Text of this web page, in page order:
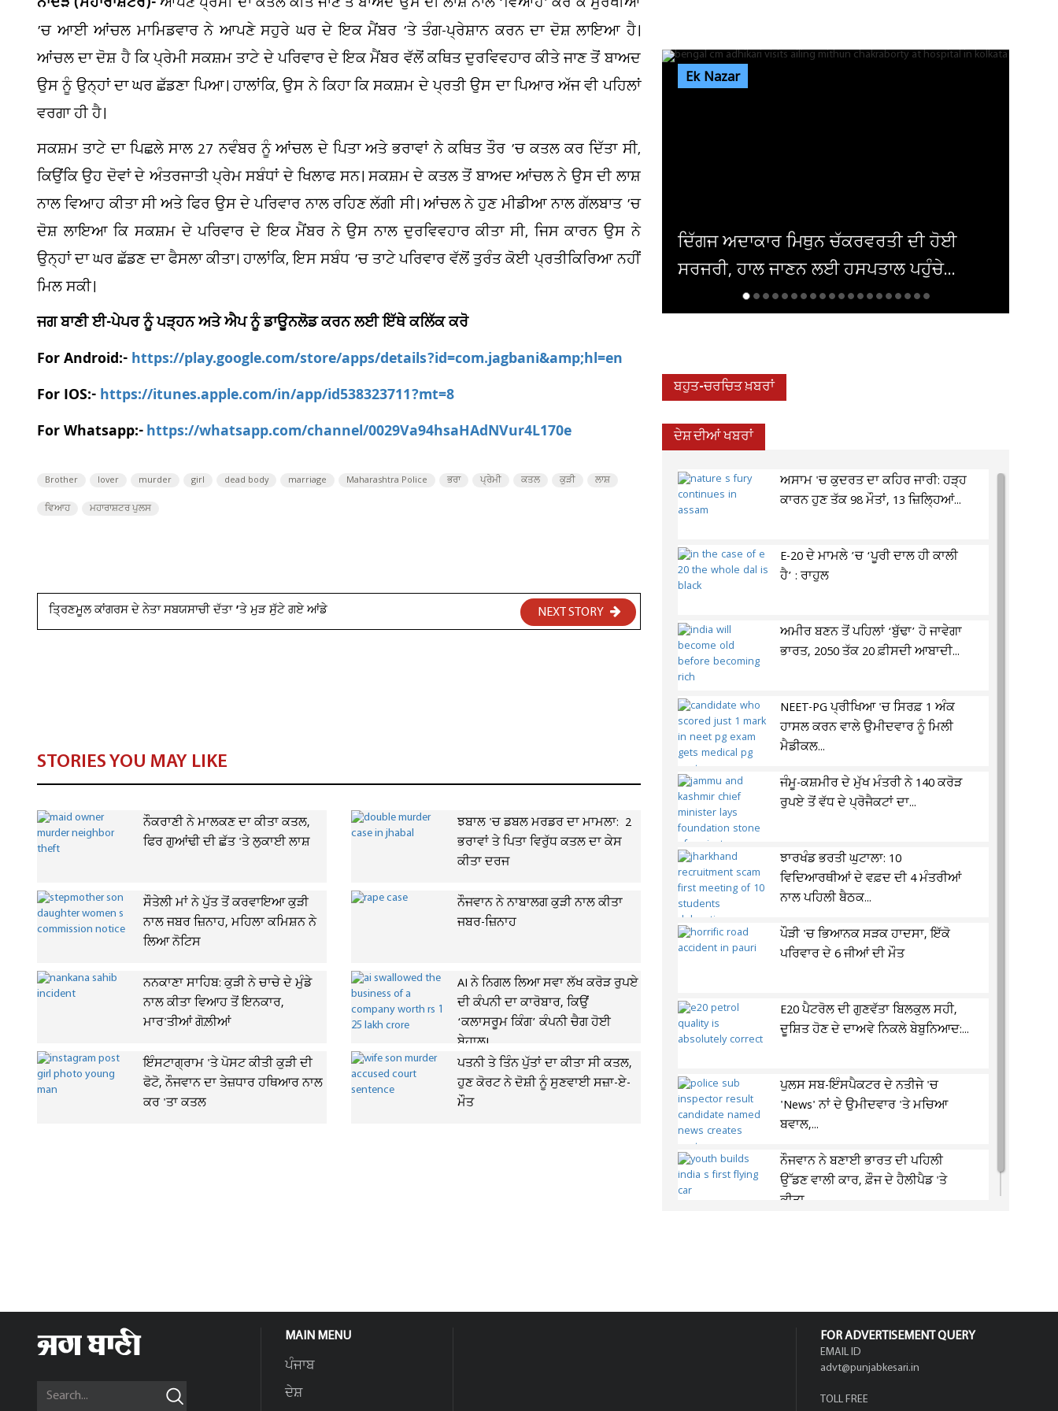
’ਚ ਆਈ ਆਂਚਲ ਮਾਮਿਡਵਾਰ ਨੇ ਆਪਣੇ ਸਹੁਰੇ ਘਰ ਦੇ ਇਕ ਮੈਂਬਰ ’ਤੇ ਤੰਗ-ਪ੍ਰੇਸ਼ਾਨ ਕਰਨ ਦਾ ਦੋਸ਼ ਲਾਇਆ ਹੈ।
ਆਂਚਲ ਦਾ ਦੋਸ਼ ਹੈ ਕਿ ਪ੍ਰੇਮੀ ਸਕਸ਼ਮ ਤਾਟੇ ਦੇ ਪਰਿਵਾਰ ਦੇ ਇਕ ਮੈਂਬਰ ਵੱਲੋਂ ਕਥਿਤ ਦੁਰਵਿਵਹਾਰ ਕੀਤੇ ਜਾਣ ਤੋਂ ਬਾਅਦ
ਉਸ ਨੂੰ ਉਨ੍ਹਾਂ ਦਾ ਘਰ ਛੱਡਣਾ ਪਿਆ। ਹਾਲਾਂਕਿ, ਉਸ ਨੇ ਕਿਹਾ ਕਿ ਸਕਸ਼ਮ ਦੇ ਪ੍ਰਤੀ ਉਸ ਦਾ ਪਿਆਰ ਅੱਜ ਵੀ ਪਹਿਲਾਂ
ਵਰਗਾ ਹੀ ਹੈ।
ਸਕਸ਼ਮ ਤਾਟੇ ਦਾ ਪਿਛਲੇ ਸਾਲ 27 ਨਵੰਬਰ ਨੂੰ ਆਂਚਲ ਦੇ ਪਿਤਾ ਅਤੇ ਭਰਾਵਾਂ ਨੇ ਕਥਿਤ ਤੌਰ ’ਚ ਕਤਲ ਕਰ ਦਿੱਤਾ ਸੀ,
ਕਿਉਂਕਿ ਉਹ ਦੋਵਾਂ ਦੇ ਅੰਤਰਜਾਤੀ ਪ੍ਰੇਮ ਸਬੰਧਾਂ ਦੇ ਖਿਲਾਫ ਸਨ। ਸਕਸ਼ਮ ਦੇ ਕਤਲ ਤੋਂ ਬਾਅਦ ਆਂਚਲ ਨੇ ਉਸ ਦੀ ਲਾਸ਼
ਨਾਲ ਵਿਆਹ ਕੀਤਾ ਸੀ ਅਤੇ ਫਿਰ ਉਸ ਦੇ ਪਰਿਵਾਰ ਨਾਲ ਰਹਿਣ ਲੱਗੀ ਸੀ। ਆਂਚਲ ਨੇ ਹੁਣ ਮੀਡੀਆ ਨਾਲ ਗੱਲਬਾਤ ’ਚ
ਦੋਸ਼ ਲਾਇਆ ਕਿ ਸਕਸ਼ਮ ਦੇ ਪਰਿਵਾਰ ਦੇ ਇਕ ਮੈਂਬਰ ਨੇ ਉਸ ਨਾਲ ਦੁਰਵਿਵਹਾਰ ਕੀਤਾ ਸੀ, ਜਿਸ ਕਾਰਨ ਉਸ ਨੇ
ਉਨ੍ਹਾਂ ਦਾ ਘਰ ਛੱਡਣ ਦਾ ਫੈਸਲਾ ਕੀਤਾ। ਹਾਲਾਂਕਿ, ਇਸ ਸਬੰਧ ’ਚ ਤਾਟੇ ਪਰਿਵਾਰ ਵੱਲੋਂ ਤੁਰੰਤ ਕੋਈ ਪ੍ਰਤੀਕਿਰਿਆ ਨਹੀਂ
ਮਿਲ ਸਕੀ।
ਜਗ ਬਾਣੀ ਈ-ਪੇਪਰ ਨੂੰ ਪੜ੍ਹਨ ਅਤੇ ਐਪ ਨੂੰ ਡਾਊਨਲੋਡ ਕਰਨ ਲਈ ਇੱਥੇ ਕਲਿੱਕ ਕਰੋ
For Android:-https://play.google.com/store/apps/details?id=com.jagbani&amp;hl=en
For IOS:-https://itunes.apple.com/in/app/id538323711?mt=8
For Whatsapp:-https://whatsapp.com/channel/0029Va94hsaHAdNVur4L170e
Brother lover murder girl dead body marriage Maharashtra Police ਭਰਾ ਪ੍ਰੇਮੀ ਕਤਲ ਕੁੜੀ ਲਾਸ਼
ਵਿਆਹ ਮਹਾਰਾਸ਼ਟਰ ਪੁਲਸ
ਤ੍ਰਿਣਮੂਲ ਕਾਂਗਰਸ ਦੇ ਨੇਤਾ ਸਬਯਸਾਚੀ ਦੱਤਾ ’ਤੇ ਮੁੜ ਸੁੱਟੇ ਗਏ ਆਂਡੇ NEXT STORY
STORIES YOU MAY LIKE
ਨੌਕਰਾਣੀ ਨੇ ਮਾਲਕਣ ਦਾ ਕੀਤਾ ਕਤਲ,
ਫਿਰ ਗੁਆਂਢੀ ਦੀ ਛੱਤ 'ਤੇ ਲੁਕਾਈ ਲਾਸ਼
ਝਬਾਲ 'ਚ ਡਬਲ ਮਰਡਰ ਦਾ ਮਾਮਲਾ: 2
ਭਰਾਵਾਂ ਤੇ ਪਿਤਾ ਵਿਰੁੱਧ ਕਤਲ ਦਾ ਕੇਸ
ਕੀਤਾ ਦਰਜ
ਸੌਤੇਲੀ ਮਾਂ ਨੇ ਪੁੱਤ ਤੋਂ ਕਰਵਾਇਆ ਕੁੜੀ
ਨਾਲ ਜਬਰ ਜ਼ਿਨਾਹ, ਮਹਿਲਾ ਕਮਿਸ਼ਨ ਨੇ
ਲਿਆ ਨੋਟਿਸ
ਨੌਜਵਾਨ ਨੇ ਨਾਬਾਲਗ ਕੁੜੀ ਨਾਲ ਕੀਤਾ
ਜਬਰ-ਜ਼ਿਨਾਹ
ਨਨਕਾਣਾ ਸਾਹਿਬ: ਕੁੜੀ ਨੇ ਚਾਚੇ ਦੇ ਮੁੰਡੇ
ਨਾਲ ਕੀਤਾ ਵਿਆਹ ਤੋਂ ਇਨਕਾਰ,
ਮਾਰ'ਤੀਆਂ ਗੋਲ਼ੀਆਂ
AI ਨੇ ਨਿਗਲ ਲਿਆ ਸਵਾ ਲੱਖ ਕਰੋੜ ਰੁਪਏ
ਦੀ ਕੰਪਨੀ ਦਾ ਕਾਰੋਬਾਰ, ਕਿਉਂ
‘ਕਲਾਸਰੂਮ ਕਿੰਗ’ ਕੰਪਨੀ ਚੈਗ ਹੋਈ
ਬੇਹਾਲ!
ਇੰਸਟਾਗ੍ਰਾਮ 'ਤੇ ਪੋਸਟ ਕੀਤੀ ਕੁੜੀ ਦੀ
ਫੋਟੋ, ਨੌਜਵਾਨ ਦਾ ਤੇਜ਼ਧਾਰ ਹਥਿਆਰ ਨਾਲ
ਕਰ 'ਤਾ ਕਤਲ
ਪਤਨੀ ਤੇ ਤਿੰਨ ਪੁੱਤਾਂ ਦਾ ਕੀਤਾ ਸੀ ਕਤਲ,
ਹੁਣ ਕੋਰਟ ਨੇ ਦੋਸ਼ੀ ਨੂੰ ਸੁਣਵਾਈ ਸਜ਼ਾ-ਏ-
ਮੌਤ
Ek Nazar
ਦਿੱਗਜ ਅਦਾਕਾਰ ਮਿਥੁਨ ਚੱਕਰਵਰਤੀ ਦੀ ਹੋਈ
ਸਰਜਰੀ, ਹਾਲ ਜਾਣਨ ਲਈ ਹਸਪਤਾਲ ਪਹੁੰਚੇ...
ਦਮਿਸ਼ਕ 'ਚ ਬੰਬ ਧਮਾਕਾ, 14 ਲੋਕ
ਬਹੁਤ-ਚਰਚਿਤ ਖ਼ਬਰਾਂ
ਦੇਸ਼ ਦੀਆਂ ਖਬਰਾਂ
ਅਸਾਮ 'ਚ ਕੁਦਰਤ ਦਾ ਕਹਿਰ ਜਾਰੀ: ਹੜ੍ਹ
ਕਾਰਨ ਹੁਣ ਤੱਕ 98 ਮੌਤਾਂ, 13 ਜ਼ਿਲ੍ਹਿਆਂ...
E-20 ਦੇ ਮਾਮਲੇ ’ਚ ‘ਪੂਰੀ ਦਾਲ ਹੀ ਕਾਲੀ
ਹੈ’ : ਰਾਹੁਲ
ਅਮੀਰ ਬਣਨ ਤੋਂ ਪਹਿਲਾਂ ‘ਬੁੱਢਾ’ ਹੋ ਜਾਵੇਗਾ
ਭਾਰਤ, 2050 ਤੱਕ 20 ਫ਼ੀਸਦੀ ਆਬਾਦੀ...
NEET-PG ਪ੍ਰੀਖਿਆ 'ਚ ਸਿਰਫ਼ 1 ਅੰਕ
ਹਾਸਲ ਕਰਨ ਵਾਲੇ ਉਮੀਦਵਾਰ ਨੂੰ ਮਿਲੀ
ਮੈਡੀਕਲ...
ਜੰਮੂ-ਕਸ਼ਮੀਰ ਦੇ ਮੁੱਖ ਮੰਤਰੀ ਨੇ 140 ਕਰੋੜ
ਰੁਪਏ ਤੋਂ ਵੱਧ ਦੇ ਪ੍ਰੋਜੈਕਟਾਂ ਦਾ...
ਝਾਰਖੰਡ ਭਰਤੀ ਘੁਟਾਲਾ: 10
ਵਿਦਿਆਰਥੀਆਂ ਦੇ ਵਫ਼ਦ ਦੀ 4 ਮੰਤਰੀਆਂ
ਨਾਲ ਪਹਿਲੀ ਬੈਠਕ...
ਪੌੜੀ 'ਚ ਭਿਆਨਕ ਸੜਕ ਹਾਦਸਾ, ਇੱਕੋ
ਪਰਿਵਾਰ ਦੇ 6 ਜੀਆਂ ਦੀ ਮੌਤ
E20 ਪੈਟਰੋਲ ਦੀ ਗੁਣਵੱਤਾ ਬਿਲਕੁਲ ਸਹੀ,
ਦੂਸ਼ਿਤ ਹੋਣ ਦੇ ਦਾਅਵੇ ਨਿਕਲੇ ਬੇਬੁਨਿਆਦ:...
ਪੁਲਸ ਸਬ-ਇੰਸਪੈਕਟਰ ਦੇ ਨਤੀਜੇ 'ਚ
'News' ਨਾਂ ਦੇ ਉਮੀਦਵਾਰ 'ਤੇ ਮਚਿਆ
ਬਵਾਲ,...
ਨੌਜਵਾਨ ਨੇ ਬਣਾਈ ਭਾਰਤ ਦੀ ਪਹਿਲੀ
ਉੱਡਣ ਵਾਲੀ ਕਾਰ, ਫ਼ੌਜ ਦੇ ਹੈਲੀਪੈਡ 'ਤੇ
ਕੀਤਾ...
MAIN MENU
ਪੰਜਾਬ
ਦੇਸ਼
FOR ADVERTISEMENT QUERY
EMAIL ID
advt@punjabkesari.in
TOLL FREE